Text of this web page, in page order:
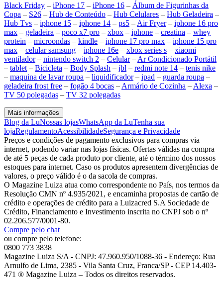
Black Friday – iPhone 17 – iPhone 16 – Álbum de Figurinhas da
Copa – S26 – Hub de Conteúdo – Hub Celulares – Hub Geladeira –
Hub Tvs – iphone 15 – iphone 14 – ps5 – Air Fryer– iphone 16 pro
max – geladeira – poco x7 pro – xbox – iphone – creatina – whey
protein – microondas – kindle – iphone 17 pro max – iphone 15 pro
max – celular samsung – iphone 16e – xbox series s – xiaomi –
ventilador– nintendo switch 2 – Celular– Ar Condicionado Portátil
– tablet – Bicicleta – Body Splash – jbl – redmi note 14 – tenis nike
– maquina de lavar roupa – liquidificador– ipad – guarda roupa –
geladeira frost free – fogão 4 bocas – Armário de Cozinha – Alexa –
TV 50 polegadas – TV 32 polegadas
Mais informações
Blog da LuNossas lojasWhatsApp da LuTenha sua
lojaRegulamentoAcessibilidadeSegurança e Privacidade
Preços e condições de pagamento exclusivos para compras via
internet, podendo variar nas lojas físicas. Ofertas válidas na compra
de até 5 peças de cada produto por cliente, até o término dos nossos
estoques para internet. Caso os produtos apresentem divergências de
valores, o preço válido é o da sacola de compras.
O Magazine Luiza atua como correspondente no País, nos termos da
Resolução CMN nº 4.935/2021, e encaminha propostas de cartão de
crédito e operações de crédito para a Luizacred S.A Sociedade de
Crédito, Financiamento e Investimento inscrita no CNPJ sob o nº
02.206.577/0001-80.
Compre pelo chat
ou compre pelo telefone:
0800 773 3838
Magazine Luiza S/A - CNPJ: 47.960.950/1088-36 - Endereço: Rua
Arnulfo de Lima, 2385 - Vila Santa Cruz, Franca/SP - CEP 14.403-
471 ® Magazine Luiza – Todos os direitos reservados.